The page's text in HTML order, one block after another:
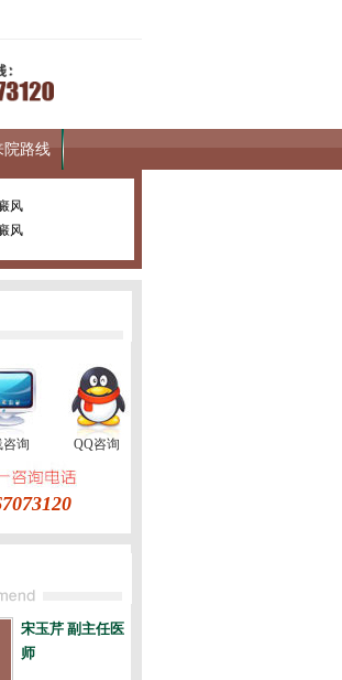
院路线
风
风
咨询 QQ咨询
宋玉芹 副主任医
师